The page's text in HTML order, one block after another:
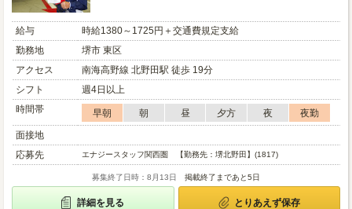
給与
時給1380～1725円＋交通費規定支給
勤務地
堺市 東区
アクセス
南海高野線 北野田駅 徒歩 19分
シフト
週4日以上
時間帯
早朝 朝 昼 夕方 夜
夜勤
面接地
応募先
エナジースタッフ関西圏 【勤務先：堺北野田】(1817)
募集終了日時：8月13日 掲載終了まであと5日
詳細を見る とりあえず保存